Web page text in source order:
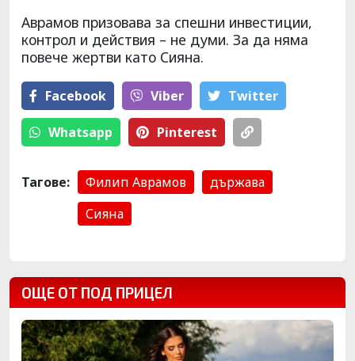
Аврамов призовава за спешни инвестиции,
контрол и действия – не думи. За да няма
повече жертви като Сияна.
Facebook Viber Тwitter
Whatsapp Pinterest
Тагове: Филип Аврамов
държава
Сияна
ОЩЕ ОТ ПОД ПРИЦЕЛ